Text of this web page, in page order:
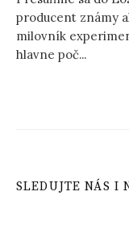
producent známy
milovník
hlavne poč...
SLEDUJTE NÁS I